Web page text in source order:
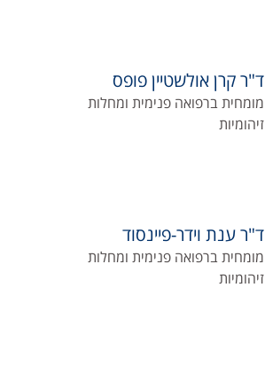
ד"ר קרן אולשטיין פופס
מומחית ברפואה פנימית ומחלות
זיהומיות
ד"ר ענת וידר-פיינסוד
מומחית ברפואה פנימית ומחלות
זיהומיות